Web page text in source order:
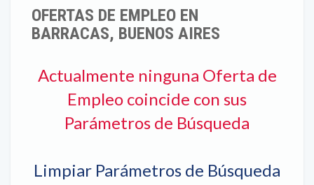
OFERTAS DE EMPLEO EN
BARRACAS, BUENOS AIRES
Actualmente ninguna Oferta de
Empleo coincide con sus
Parámetros de Búsqueda
Limpiar Parámetros de Búsqueda